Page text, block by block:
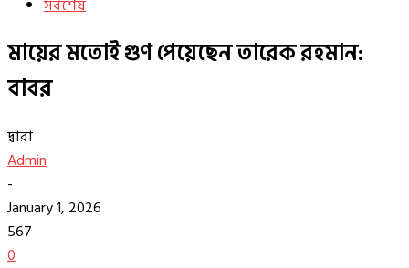
সর্বশেষ
মায়ের মতোই গুণ পেয়েছেন তারেক রহমান:
বাবর
দ্বারা
Admin
-
January 1, 2026
567
0